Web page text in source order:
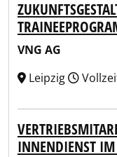
VNG AG
Leipzig
INNENDIENST IM